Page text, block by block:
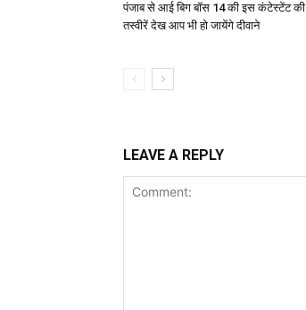
पंजाब से आई बिग बॉस 14 की इस कंटेस्टेंट की
तस्वीरें देख आप भी हो जायेंगे दीवाने
LEAVE A REPLY